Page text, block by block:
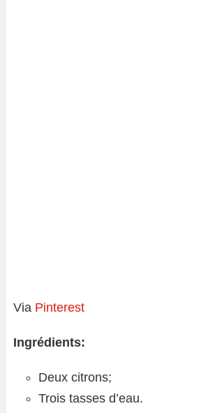
Via Pinterest
Ingrédients:
Deux citrons;
Trois tasses d’eau.